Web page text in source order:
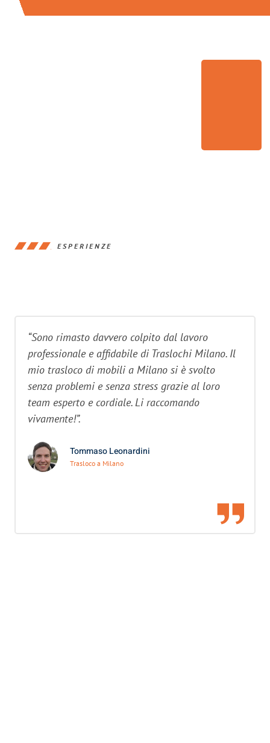
ESPERIENZE
“Sono rimasto davvero colpito dal lavoro
professionale e affidabile di Traslochi Milano. Il
mio trasloco di mobili a Milano si è svolto
senza problemi e senza stress grazie al loro
team esperto e cordiale. Li raccomando
vivamente!”.
Tommaso Leonardini
Trasloco a Milano